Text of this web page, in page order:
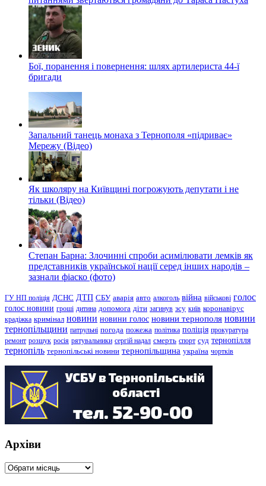
Бої, поранення і повернення: шлях артилериста 44-ї
бригади
Запальний танець монаха з Тернополя «підриває»
Мережу (Відео)
Як школяру на Київщині погрожують депутати і не
тільки (Відео)
Степан Барна: Злочинні спроби асимілювати лемків як
представників української нації серед інших народів –
зазнали фіаско (фото)
ГУ НП поліція ДСНС ДТП СБУ аварія авто алкоголь війна військові голос
голос новини гроші дитина допомога діти загинув зсу київ коронавірус
крадіжка кримінал новини новини голос новини тернополя новини
тернопільщини патрульні погода пожежа політика поліція прокуратура
ремонт розшук росія рятувальники сергій надал смерть спорт суд тернопілля
тернопіль тернопільські новини тернопільщина україна чортків
Архіви
Архіви